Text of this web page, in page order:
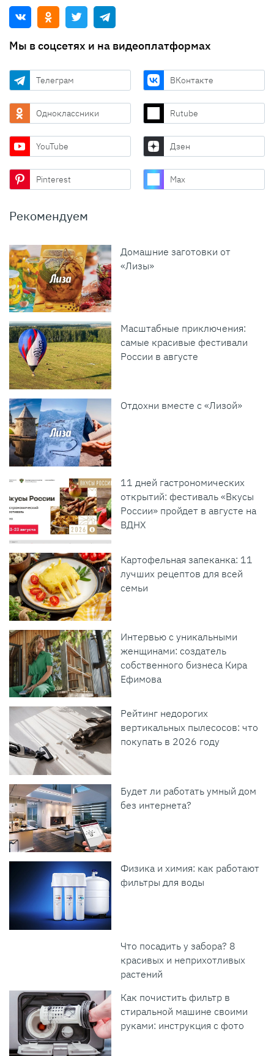
Мы в соцсетях и на видеоплатформах
Телеграм ВКонтакте
Одноклассники Rutube
YouTube Дзен
Pinterest Max
Рекомендуем
Домашние заготовки от
«Лизы»
Масштабные приключения:
самые красивые фестивали
России в августе
Отдохни вместе с «Лизой»
11 дней гастрономических
открытий: фестиваль «Вкусы
России» пройдет в августе на
ВДНХ
Картофельная запеканка: 11
лучших рецептов для всей
семьи
Интервью с уникальными
женщинами: создатель
собственного бизнеса Кира
Ефимова
Рейтинг недорогих
вертикальных пылесосов: что
покупать в 2026 году
Будет ли работать умный дом
без интернета?
Физика и химия: как работают
фильтры для воды
Что посадить у забора? 8
красивых и неприхотливых
растений
Как почистить фильтр в
стиральной машине своими
руками: инструкция с фото